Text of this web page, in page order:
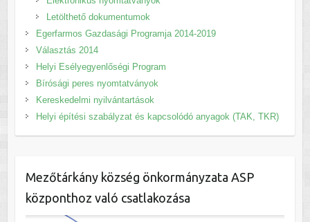
Letölthető dokumentumok
Egerfarmos Gazdasági Programja 2014-2019
Választás 2014
Helyi Esélyegyenlőségi Program
Bírósági peres nyomtatványok
Kereskedelmi nyilvántartások
Helyi építési szabályzat és kapcsolódó anyagok (TAK, TKR)
Mezőtárkány község önkormányzata ASP
központhoz való csatlakozása